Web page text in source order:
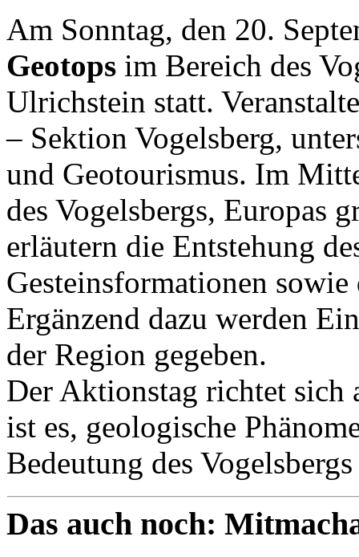
Am Sonntag, den 20.
Geotops im Bereich des
Ulrichstein statt.
– Sektion Vogelsberg,
und Geotourismus. Im
des Vogelsbergs, Europas
erläutern die Entstehung
Gesteinsformationen
Ergänzend dazu werden
der Region gegeben.
Der Aktionstag richtet sich
ist es, geologische
Bedeutung des
Das auch noch: